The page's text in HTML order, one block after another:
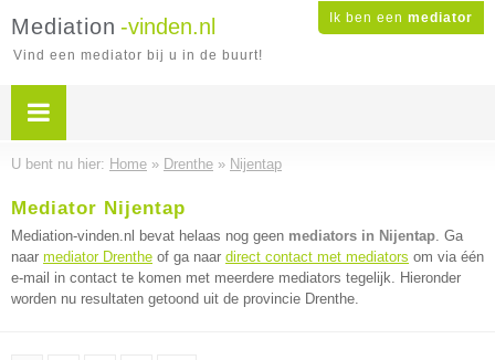
Ik ben een mediator
Mediation -vinden.nl
Vind een mediator bij u in de buurt!
U bent nu hier: Home » Drenthe » Nijentap
Mediator Nijentap
Mediation-vinden.nl bevat helaas nog geen mediators in Nijentap. Ga
naar mediator Drenthe of ga naar direct contact met mediators om via één
e-mail in contact te komen met meerdere mediators tegelijk. Hieronder
worden nu resultaten getoond uit de provincie Drenthe.